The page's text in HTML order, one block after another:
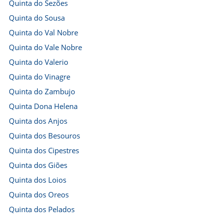
Quinta do Sezões
Quinta do Sousa
Quinta do Val Nobre
Quinta do Vale Nobre
Quinta do Valerio
Quinta do Vinagre
Quinta do Zambujo
Quinta Dona Helena
Quinta dos Anjos
Quinta dos Besouros
Quinta dos Cipestres
Quinta dos Giões
Quinta dos Loios
Quinta dos Oreos
Quinta dos Pelados